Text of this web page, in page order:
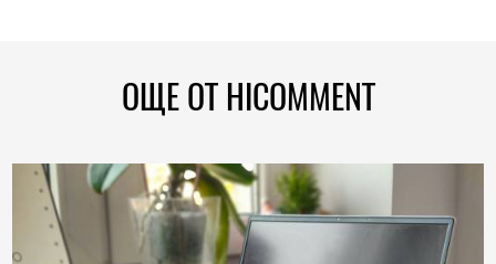
ОЩЕ ОТ HICOMMENT